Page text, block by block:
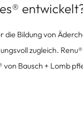
Bildung von
zugleich.
Bausch + Lomb